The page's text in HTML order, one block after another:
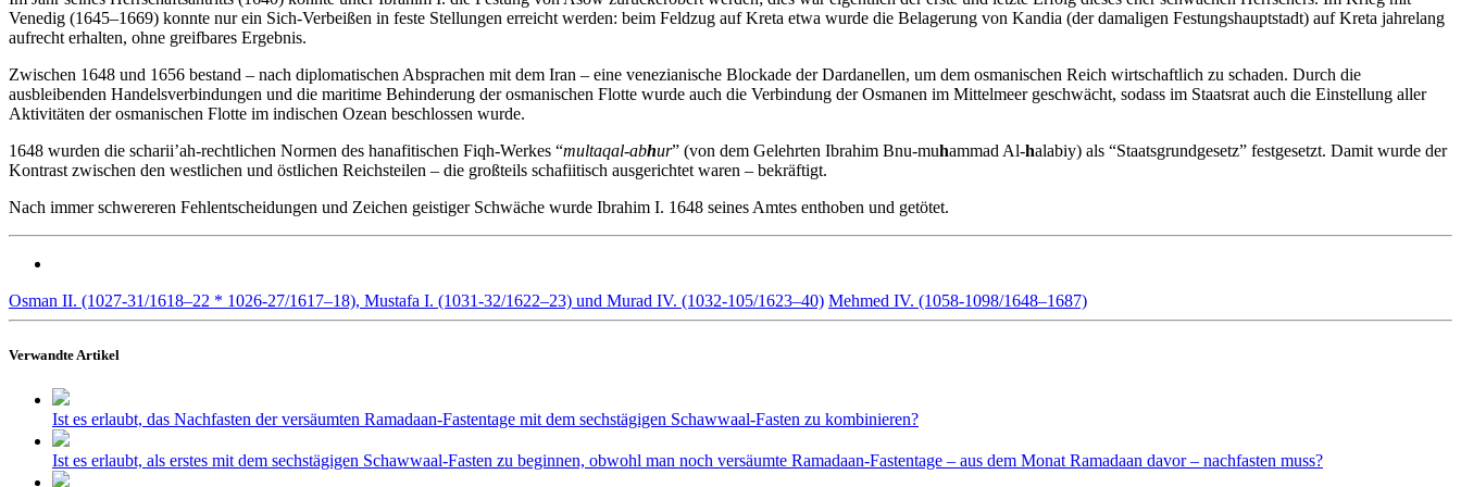
Venedig (1645–1669) konnte nur ein Sich-Verbeißen in feste Stellungen erreicht werden: beim Feldzug auf Kreta etwa wurde die Belagerung von Kandia (der damaligen Festungshauptstadt) auf Kreta jahrelang
aufrecht erhalten, ohne greifbares Ergebnis.
Zwischen 1648 und 1656 bestand – nach diplomatischen Absprachen mit dem Iran – eine venezianische Blockade der Dardanellen, um dem osmanischen Reich wirtschaftlich zu schaden. Durch die
ausbleibenden Handelsverbindungen und die maritime Behinderung der osmanischen Flotte wurde auch die Verbindung der Osmanen im Mittelmeer geschwächt, sodass im Staatsrat auch die Einstellung aller
Aktivitäten der osmanischen Flotte im indischen Ozean beschlossen wurde.
1648 wurden die scharii’ah-rechtlichen Normen des hanafitischen Fiqh-Werkes “multaqal-abhur” (von dem Gelehrten Ibrahim Bnu-muhammad Al-halabiy) als “Staatsgrundgesetz” festgesetzt. Damit wurde der
Kontrast zwischen den westlichen und östlichen Reichsteilen – die großteils schafiitisch ausgerichtet waren – bekräftigt.
Nach immer schwereren Fehlentscheidungen und Zeichen geistiger Schwäche wurde Ibrahim I. 1648 seines Amtes enthoben und getötet.
Osman II. (1027-31/1618–22 * 1026-27/1617–18), Mustafa I. (1031-32/1622–23) und Murad IV. (1032-105/1623–40) Mehmed IV. (1058-1098/1648–1687)
Verwandte Artikel
Ist es erlaubt, das Nachfasten der versäumten Ramadaan-Fastentage mit dem sechstägigen Schawwaal-Fasten zu kombinieren?
Ist es erlaubt, als erstes mit dem sechstägigen Schawwaal-Fasten zu beginnen, obwohl man noch versäumte Ramadaan-Fastentage – aus dem Monat Ramadaan davor – nachfasten muss?